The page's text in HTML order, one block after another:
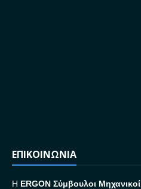
ΕΠΙΚΟΙΝΩΝΙΑ
H ERGON Σύμβουλοι Μηχανικοί